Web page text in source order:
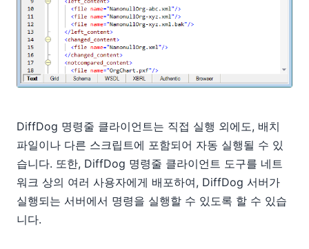
DiffDog 명령줄 클라이언트는 직접 실행 외에도, 배치
파일이나 다른 스크립트에 포함되어 자동 실행될 수 있
습니다. 또한, DiffDog 명령줄 클라이언트 도구를 네트
워크 상의 여러 사용자에게 배포하여, DiffDog 서버가
실행되는 서버에서 명령을 실행할 수 있도록 할 수 있습
니다.